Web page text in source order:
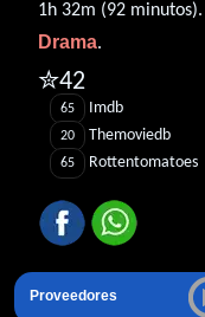
1h 32m (92 minutos).
Drama.
✮42
65 Imdb
20 Themoviedb
65 Rottentomatoes
Proveedores